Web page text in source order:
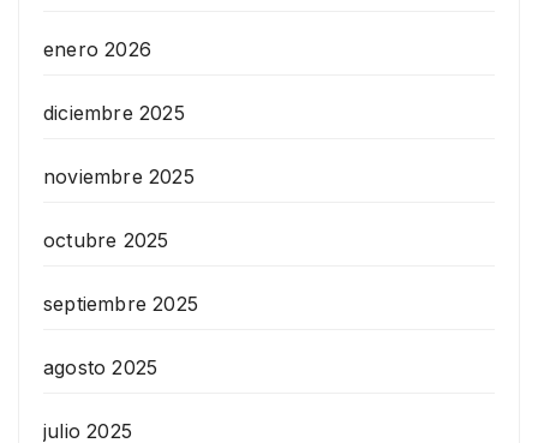
enero 2026
diciembre 2025
noviembre 2025
octubre 2025
septiembre 2025
agosto 2025
julio 2025